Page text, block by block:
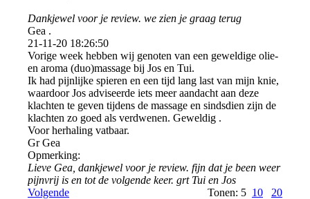
Dankjewel voor je review. we zien je graag terug
Gea .
21-11-20 18:26:50
Vorige week hebben wij genoten van een geweldige olie-
en aroma (duo)massage bij Jos en Tui.
Ik had pijnlijke spieren en een tijd lang last van mijn knie,
waardoor Jos adviseerde iets meer aandacht aan deze
klachten te geven tijdens de massage en sindsdien zijn de
klachten zo goed als verdwenen. Geweldig .
Voor herhaling vatbaar.
Gr Gea
Opmerking:
Lieve Gea, dankjewel voor je review. fijn dat je been weer
pijnvrij is en tot de volgende keer. grt Tui en Jos
Volgende
Tonen: 5 10 20